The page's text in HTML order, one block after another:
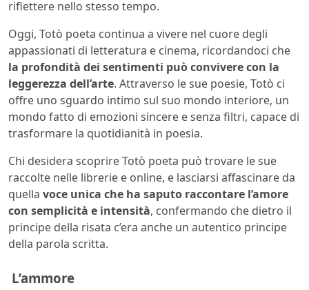
riflettere nello stesso tempo.
Oggi, Totò poeta continua a vivere nel cuore degli
appassionati di letteratura e cinema, ricordandoci che
la profondità dei sentimenti può convivere con la
leggerezza dell’arte. Attraverso le sue poesie, Totò ci
offre uno sguardo intimo sul suo mondo interiore, un
mondo fatto di emozioni sincere e senza filtri, capace di
trasformare la quotidianità in poesia.
Chi desidera scoprire Totò poeta può trovare le sue
raccolte nelle librerie e online, e lasciarsi affascinare da
quella voce unica che ha saputo raccontare l’amore
con semplicità e intensità, confermando che dietro il
principe della risata c’era anche un autentico principe
della parola scritta.
L’ammore